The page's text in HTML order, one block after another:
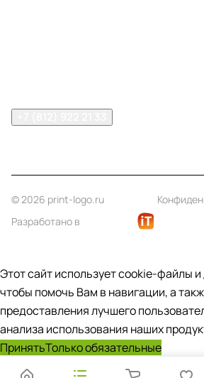
© 2026 print-logo.ru
Разработано в
Этот сайт использует cookie-файлы и
чтобы помочь Вам в навигации, а
предоставления лучшего
анализа использования наших
ПринятьТолько обязательные